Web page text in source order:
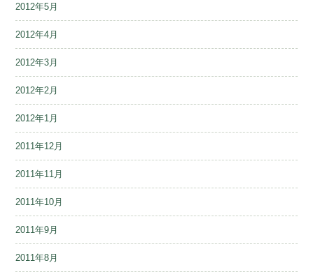
2012年5月
2012年4月
2012年3月
2012年2月
2012年1月
2011年12月
2011年11月
2011年10月
2011年9月
2011年8月